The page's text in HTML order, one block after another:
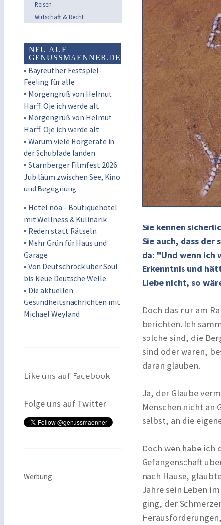
Reisen
Wirtschaft & Recht
NEU AUF
GENUSSMAENNER.DE
▪ Bayreuther Festspiel-
Feeling für alle
▪ Morgengruß von Helmut
Harff: Oje ich werde alt
▪ Morgengruß von Helmut
Harff: Oje ich werde alt
▪ Warum viele Hörgeräte in
der Schublade landen
▪ Starnberger Filmfest 2026:
Jubiläum zwischen See, Kino
und Begegnung
▪ Hotel nōa - Boutiquehotel
mit Wellness & Kulinarik
▪ Reden statt Rätseln
▪ Mehr Grün für Haus und
Garage
▪ Von Deutschrock über Soul
bis Neue Deutsche Welle
▪ Die aktuellen
Gesundheitsnachrichten mit
Michael Weyland
Like uns auf Facebook
Folge uns auf Twitter
Werbung
Sie kennen
Sie auch, dass der
da: "Und wenn ich
Erkenntnis und
Liebe nicht, so
Doch das nur am
berichten. Ich
solche sind, die
sind oder waren,
daran glauben.
Ja, der Glaube
Menschen nicht an
selbst, an die
Doch wen habe ich
Gefangenschaft
nach Hause,
Jahre sein Leben
ging, der